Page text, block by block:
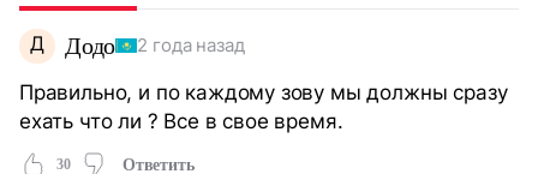
Д Додо 2 года назад
Правильно, и по каждому зову мы должны сразу
ехать что ли ? Все в свое время.
30 Ответить